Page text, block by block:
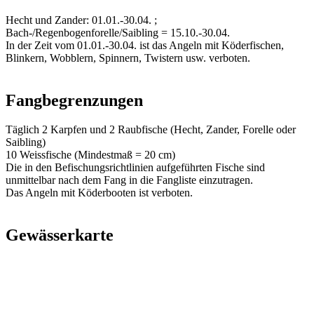
Hecht und Zander: 01.01.-30.04. ;
Bach-/Regenbogenforelle/Saibling = 15.10.-30.04.
In der Zeit vom 01.01.-30.04. ist das Angeln mit Köderfischen,
Blinkern, Wobblern, Spinnern, Twistern usw. verboten.
Fangbegrenzungen
Täglich 2 Karpfen und 2 Raubfische (Hecht, Zander, Forelle oder
Saibling)
10 Weissfische (Mindestmaß = 20 cm)
Die in den Befischungsrichtlinien aufgeführten Fische sind
unmittelbar nach dem Fang in die Fangliste einzutragen.
Das Angeln mit Köderbooten ist verboten.
Gewässerkarte